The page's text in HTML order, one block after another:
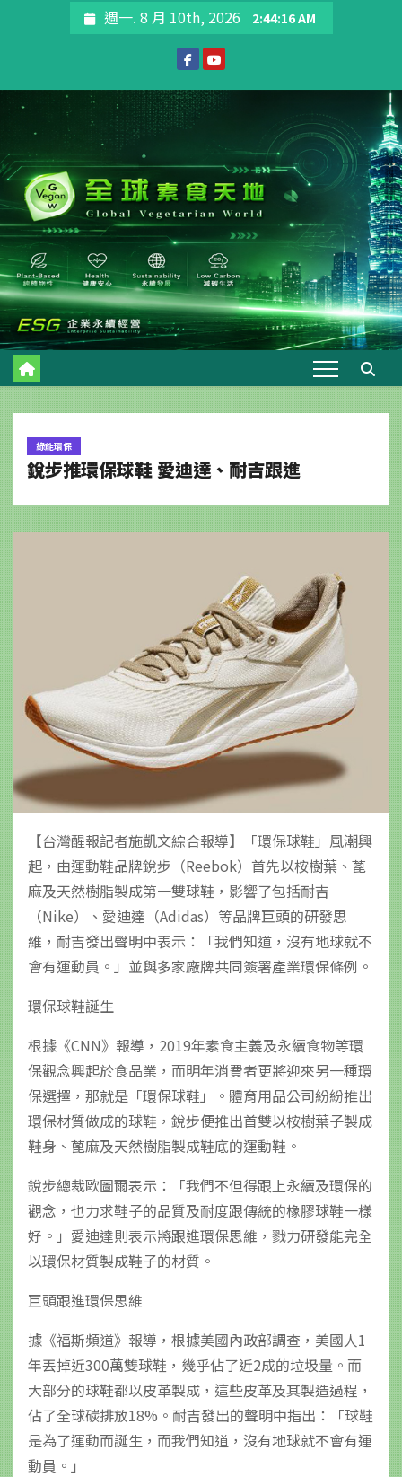
週一. 8 月 10th, 2026 2:44:17 AM
綠能環保
銳步推環保球鞋 愛迪達、耐吉跟進
【台灣醒報記者施凱文綜合報導】「環保球鞋」風潮興
起，由運動鞋品牌銳步（Reebok）首先以桉樹葉、蓖
麻及天然樹脂製成第一雙球鞋，影響了包括耐吉
（Nike）、愛迪達（Adidas）等品牌巨頭的研發思
維，耐吉發出聲明中表示：「我們知道，沒有地球就不
會有運動員。」並與多家廠牌共同簽署產業環保條例。
環保球鞋誕生
根據《CNN》報導，2019年素食主義及永續食物等環
保觀念興起於食品業，而明年消費者更將迎來另一種環
保選擇，那就是「環保球鞋」。體育用品公司紛紛推出
環保材質做成的球鞋，銳步便推出首雙以桉樹葉子製成
鞋身、蓖麻及天然樹脂製成鞋底的運動鞋。
銳步總裁歐圖爾表示：「我們不但得跟上永續及環保的
觀念，也力求鞋子的品質及耐度跟傳統的橡膠球鞋一樣
好。」愛迪達則表示將跟進環保思維，戮力研發能完全
以環保材質製成鞋子的材質。
巨頭跟進環保思維
據《福斯頻道》報導，根據美國內政部調查，美國人1
年丟掉近300萬雙球鞋，幾乎佔了近2成的垃圾量。而
大部分的球鞋都以皮革製成，這些皮革及其製造過程，
佔了全球碳排放18%。耐吉發出的聲明中指出：「球鞋
是為了運動而誕生，而我們知道，沒有地球就不會有運
動員。」